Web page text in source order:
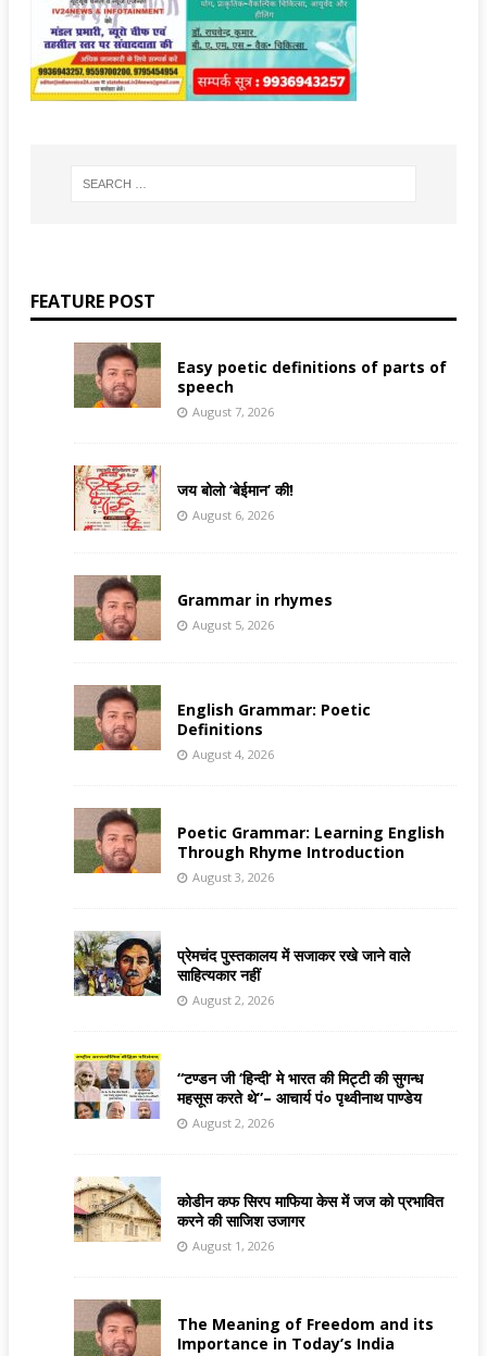
FEATURE POST
Easy poetic definitions of parts of
speech
August 7, 2026
जय बोलो ‘बेईमान’ की!
August 6, 2026
Grammar in rhymes
August 5, 2026
English Grammar: Poetic
Definitions
August 4, 2026
Poetic Grammar: Learning English
Through Rhyme Introduction
August 3, 2026
प्रेमचंद पुस्तकालय में सजाकर रखे जाने वाले
साहित्यकार नहीं
August 2, 2026
“टण्डन जी ‘हिन्दी’ मे भारत की मिट्टी की सुगन्ध
महसूस करते थे”– आचार्य पं० पृथ्वीनाथ पाण्डेय
August 2, 2026
कोडीन कफ सिरप माफिया केस में जज को प्रभावित
करने की साजिश उजागर
August 1, 2026
The Meaning of Freedom and its
Importance in Today’s India